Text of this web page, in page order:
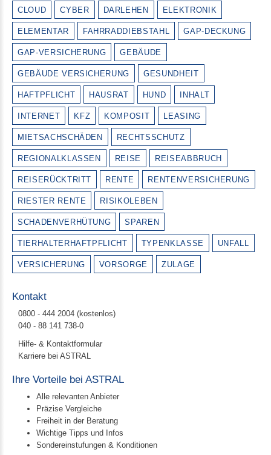
CLOUD CYBER DARLEHEN ELEKTRONIK
ELEMENTAR FAHRRADDIEBSTAHL GAP-DECKUNG
GAP-VERSICHERUNG GEBÄUDE
GEBÄUDE VERSICHERUNG GESUNDHEIT
HAFTPFLICHT HAUSRAT HUND INHALT
INTERNET KFZ KOMPOSIT LEASING
MIETSACHSCHÄDEN RECHTSSCHUTZ
REGIONALKLASSEN REISE REISEABBRUCH
REISERÜCKTRITT RENTE RENTENVERSICHERUNG
RIESTER RENTE RISIKOLEBEN
SCHADENVERHÜTUNG SPAREN
TIERHALTERHAFTPFLICHT TYPENKLASSE UNFALL
VERSICHERUNG VORSORGE ZULAGE
Kontakt
0800 - 444 2004 (kostenlos)
040 - 88 141 738-0
Hilfe- & Kontaktformular
Karriere bei ASTRAL
Ihre Vorteile bei ASTRAL
Alle relevanten Anbieter
Präzise Vergleiche
Freiheit in der Beratung
Wichtige Tipps und Infos
Sondereinstufungen & Konditionen